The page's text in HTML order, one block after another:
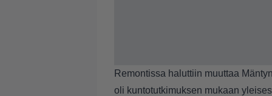
Remontissa haluttiin muuttaa
oli kuntotutkimuksen mukaan